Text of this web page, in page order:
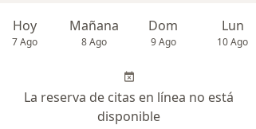
Hoy
7 Ago
Mañana
8 Ago
Dom
9 Ago
Lun
10 Ago
La reserva de citas en línea no está
disponible